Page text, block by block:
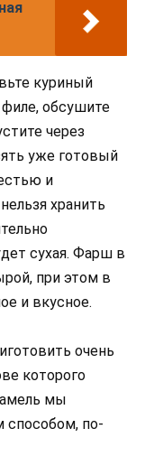
куриный
обсушите
через
уже готовый
и
хранить
сухая. Фарш в
при этом в
и вкусное.
очень
которого
мы
способом, по-